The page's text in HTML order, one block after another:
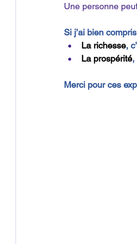
Une personne
Si j’ai bien
La richesse,
La prospérité,
Merci pour ces